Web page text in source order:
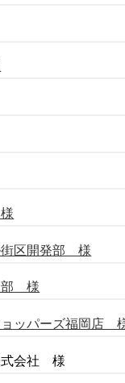
区開発部 様
部 様
ョッパーズ福岡店
式会社 様